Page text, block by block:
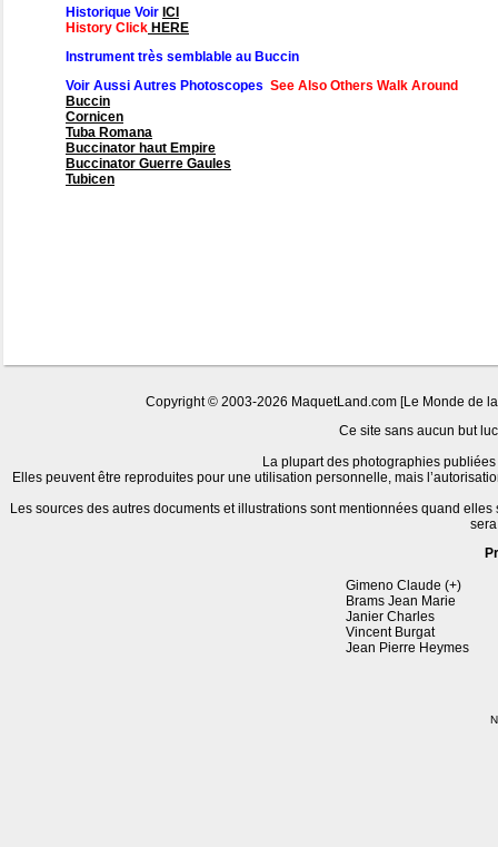
Historique Voir ICI
History Click HERE
Instrument très semblable au Buccin
Voir Aussi Autres Photoscopes See Also Others Walk Around
Buccin
Cornicen
Tuba Romana
Buccinator haut Empire
Buccinator Guerre Gaules
Tubicen
Copyright © 2003-2026 MaquetLand.com [Le Monde de
Ce site sans aucun but
La plupart des photographies
Elles peuvent être reproduites pour une utilisation personnelle, mais
Les sources des autres documents et illustrations sont mentionnées quand
Gimeno Claude (+)
Brams Jean Marie
Janier Charles
Vincent Burgat
Jean Pierre Heymes